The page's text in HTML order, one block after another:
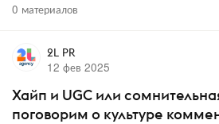
0 материалов
2L PR
12 фев 2025
Хайп и UGC или
поговорим о культуре